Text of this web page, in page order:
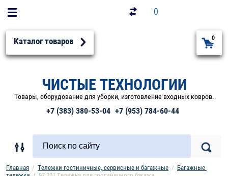
0
Каталог товаров 0
ЧИСТЫЕ ТЕХНОЛОГИИ
Товары, оборудование для уборки, изготовление входных ковров.
+7 (383) 380-53-04 +7 (953) 784-60-44
Главная
  /
Тележки гостиничные, сервисные и багажные
  /
Багажные